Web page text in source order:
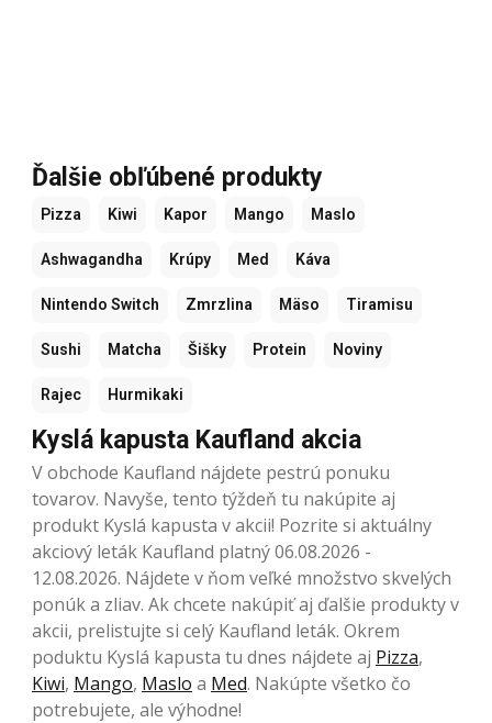
Ďalšie obľúbené produkty
Pizza Kiwi Kapor Mango Maslo
Ashwagandha Krúpy Med Káva
Nintendo Switch Zmrzlina Mäso Tiramisu
Sushi Matcha Šišky Protein Noviny
Rajec Hurmikaki
Kyslá kapusta Kaufland akcia
V obchode Kaufland nájdete pestrú ponuku
tovarov. Navyše, tento týždeň tu nakúpite aj
produkt Kyslá kapusta v akcii! Pozrite si aktuálny
akciový leták Kaufland platný 06.08.2026 -
12.08.2026. Nájdete v ňom veľké množstvo skvelých
ponúk a zliav. Ak chcete nakúpiť aj ďalšie produkty v
akcii, prelistujte si celý Kaufland leták. Okrem
poduktu Kyslá kapusta tu dnes nájdete aj Pizza,
Kiwi, Mango, Maslo a Med. Nakúpte všetko čo
potrebujete, ale výhodne!